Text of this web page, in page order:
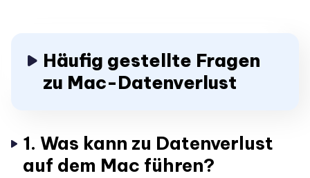
Häufig gestellte Fragen
zu Mac-Datenverlust
1. Was kann zu Datenverlust
auf dem Mac führen?